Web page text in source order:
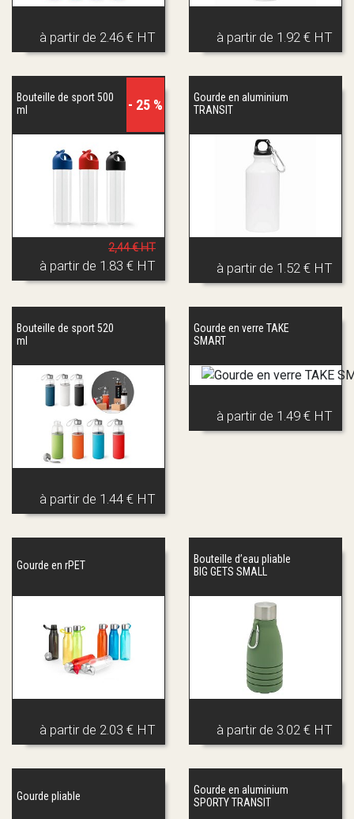
à partir de 2.46 € HT à partir de 1.92 € HT
Bouteille de sport 500
ml
- 25 %
2,44 € HT
à partir de 1.83 € HT
Gourde en aluminium
TRANSIT
à partir de 1.52 € HT
Bouteille de sport 520
ml
à partir de 1.44 € HT
Gourde en verre TAKE
SMART
à partir de 1.49 € HT
Gourde en rPET
à partir de 2.03 € HT
Bouteille d’eau pliable
BIG GETS SMALL
à partir de 3.02 € HT
Gourde pliable
Gourde en aluminium
SPORTY TRANSIT